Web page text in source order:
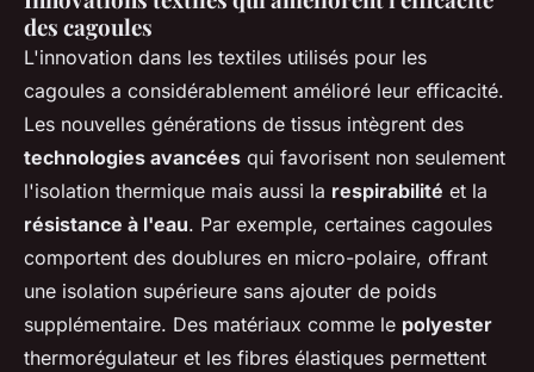
des cagoules
L'innovation dans les textiles utilisés pour les
cagoules a considérablement amélioré leur efficacité.
Les nouvelles générations de tissus intègrent des
technologies avancées qui favorisent non seulement
l'isolation thermique mais aussi la respirabilité et la
résistance à l'eau. Par exemple, certaines cagoules
comportent des doublures en micro-polaire, offrant
une isolation supérieure sans ajouter de poids
supplémentaire. Des matériaux comme le polyester
thermorégulateur et les fibres élastiques permettent